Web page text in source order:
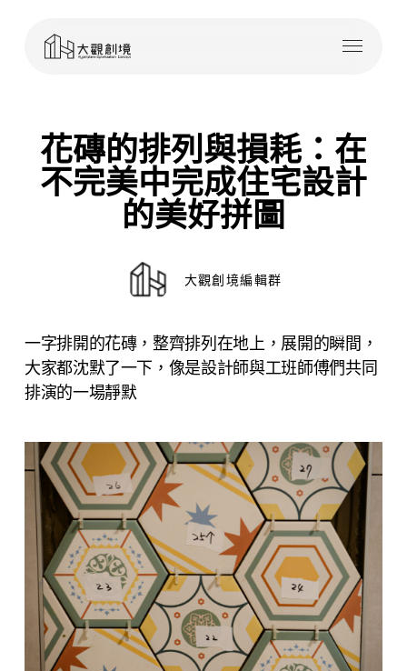
Menu
花磚的排列與損耗：在
不完美中完成住宅設計
的美好拼圖
大觀創境編輯群
一字排開的花磚，整齊排列在地上，展開的瞬間，
大家都沈默了一下，像是設計師與工班師傅們共同
排演的一場靜默